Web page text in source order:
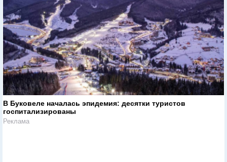
В Буковеле началась эпидемия: десятки туристов
госпитализированы
Реклама